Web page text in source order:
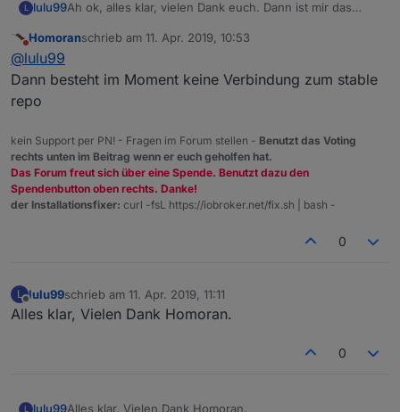
L lulu99Ah ok, alles klar, vielen Dank euch. Dann ist mir das
sind........die können dann ruhig auf "latest" sein.....
aber war es nicht sonst immer so, dass trotzdem etwas
Nicht stören
Homoranschrieb am 11. Apr. 2019, 10:53
zuletzt editiert von
@lulu99
Dann besteht im Moment keine Verbindung zum stable
repo
kein Support per PN! - Fragen im Forum stellen - Benutzt das Voting
rechts unten im Beitrag wenn er euch geholfen hat.
Das Forum freut sich über eine Spende. Benutzt dazu den
Spendenbutton oben rechts. Danke!
der Installationsfixer: curl -fsL https://iobroker.net/fix.sh | bash -
0
L
Offline
lulu99schrieb am 11. Apr. 2019, 11:11
zuletzt editiert von
Alles klar, Vielen Dank Homoran.
0
L lulu99Alles klar, Vielen Dank Homoran.